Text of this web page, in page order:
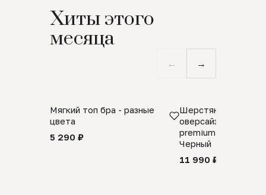
Хиты этого
месяца
← →
Мягкий топ бра - разные
цвета
5 290 ₽
Шерстяной свитер
оверсайз 100%
premium merino
Черный
11 990 ₽